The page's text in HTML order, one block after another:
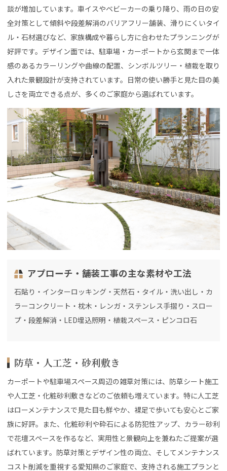
談が増加しています。車イスやベビーカーの乗り降り、雨の日の安
全対策として傾斜や段差解消のバリアフリー舗装、滑りにくいタイ
ル・石材選びなど、家族構成や暮らし方に合わせたプランニングが
好評です。デザイン面では、駐車場・カーポートから玄関まで一体
感のあるカラーリングや曲線の配置、シンボルツリー・植栽を取り
入れた景観設計が支持されています。日常の使い勝手と見た目の美
しさを両立できる点が、多くのご家庭から選ばれています。
アプローチ・舗装工事の主な素材や工法
石貼り・インターロッキング・天然石・タイル・洗い出し・カ
ラーコンクリート・枕木・レンガ・ステンレス手摺り・スロー
プ・段差解消・LED埋込照明・植栽スペース・ピンコロ石
防草・人工芝・砂利敷き
カーポートや駐車場スペース周辺の雑草対策には、防草シート施工
や人工芝・化粧砂利敷きなどのご依頼も増えています。特に人工芝
はローメンテナンスで見た目も鮮やか、裸足で歩いても安心とご家
族に好評。また、化粧砂利や砕石による防犯性アップ、カラー砂利
で花壇スペースを作るなど、実用性と景観向上を兼ねたご提案が選
ばれています。防草対策とデザイン性の両立、そしてメンテナンス
コスト削減を重視する愛知県のご家庭で、支持される施工プランと